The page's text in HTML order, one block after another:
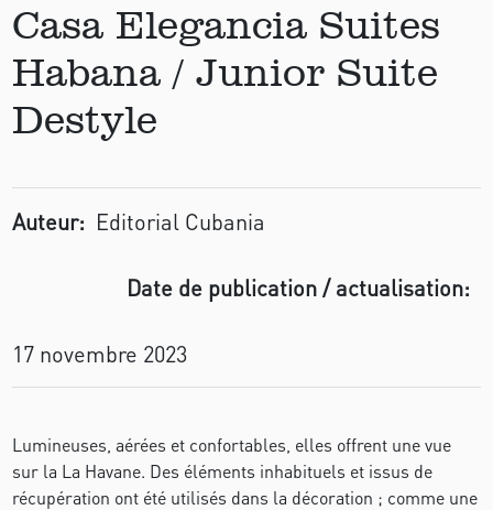
Casa Elegancia Suites
Habana / Junior Suite
Destyle
Auteur: Editorial Cubania
Date de publication / actualisation:
17 novembre 2023
Lumineuses, aérées et confortables, elles offrent une vue
sur la La Havane. Des éléments inhabituels et issus de
récupération ont été utilisés dans la décoration ; comme une